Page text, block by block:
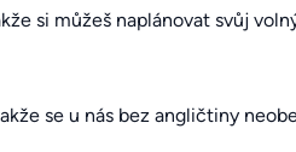
si můžeš naplánovat svůj
se u nás bez angličtiny